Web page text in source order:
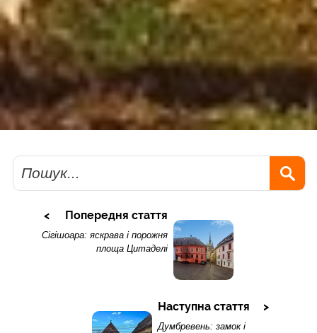
Пошук
Попередня стаття
Сігішоара: яскрава і порожня
площа Цитаделі
Наступна стаття
Думбревень: замок і